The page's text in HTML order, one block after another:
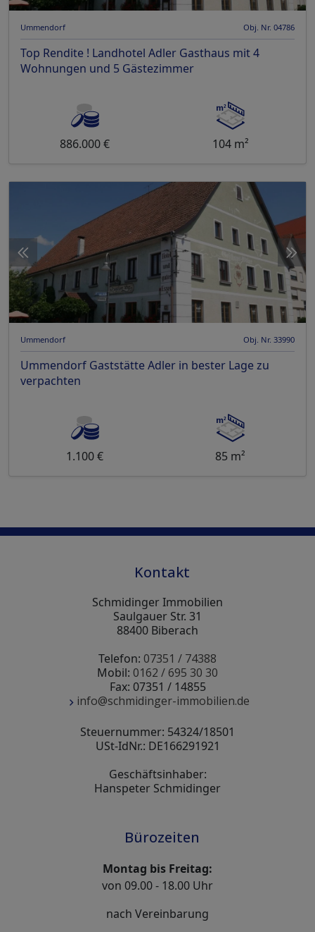
Ummendorf Obj. Nr. 04786
Top Rendite ! Landhotel Adler Gasthaus mit 4
Wohnungen und 5 Gästezimmer
886.000 € 104 m²
Ummendorf Obj. Nr. 33990
Ummendorf Gaststätte Adler in bester Lage zu
verpachten
1.100 € 85 m²
Kontakt
Schmidinger Immobilien
Saulgauer Str. 31
88400 Biberach
Telefon: 07351 / 74388
Mobil: 0162 / 695 30 30
Fax: 07351 / 14855
info@schmidinger-immobilien.de
Steuernummer: 54324/18501
USt-IdNr.: DE166291921
Geschäftsinhaber:
Hanspeter Schmidinger
Bürozeiten
Montag bis Freitag:
von 09.00 - 18.00 Uhr
nach Vereinbarung